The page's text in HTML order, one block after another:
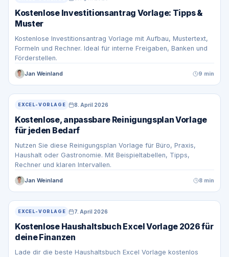
Kostenlose Investitionsantrag Vorlage: Tipps &
Muster
Kostenlose Investitionsantrag Vorlage mit Aufbau, Mustertext,
Formeln und Rechner. Ideal für interne Freigaben, Banken und
Förderstellen.
Jan Weinland 9 min
EXCEL-VORLAGE 8. April 2026
Kostenlose, anpassbare Reinigungsplan Vorlage
für jeden Bedarf
Nutzen Sie diese Reinigungsplan Vorlage für Büro, Praxis,
Haushalt oder Gastronomie. Mit Beispieltabellen, Tipps,
Rechner und klaren Intervallen.
Jan Weinland 8 min
EXCEL-VORLAGE 7. April 2026
Kostenlose Haushaltsbuch Excel Vorlage 2026 für
deine Finanzen
Lade dir die beste Haushaltsbuch Excel Vorlage kostenlos